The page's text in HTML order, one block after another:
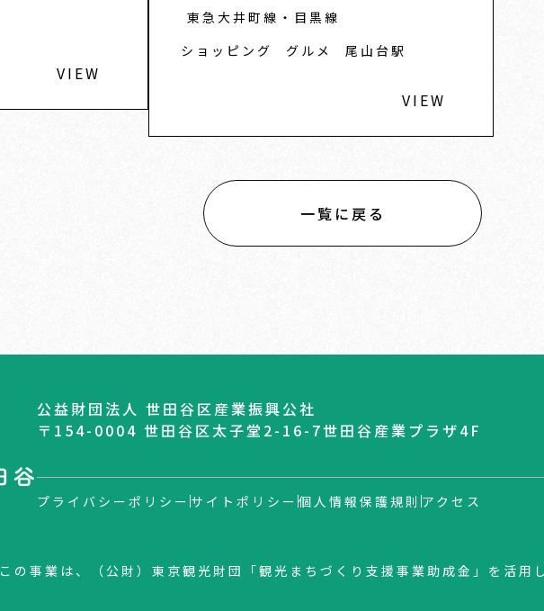
VIEW
東急大井町線・目黒線
ショッピング
グルメ 尾山台駅
VIEW
一覧に戻る
公益財団法人 世田谷区産業振興公社
〒154-0004 世田谷区太子堂2-16-7世田谷産業プラザ4F
プライバシーポリシー サイトポリシー 個人情報保護規則 アクセス
この事業は、（公財）東京観光財団「観光まちづくり支援事業助成金」を活用